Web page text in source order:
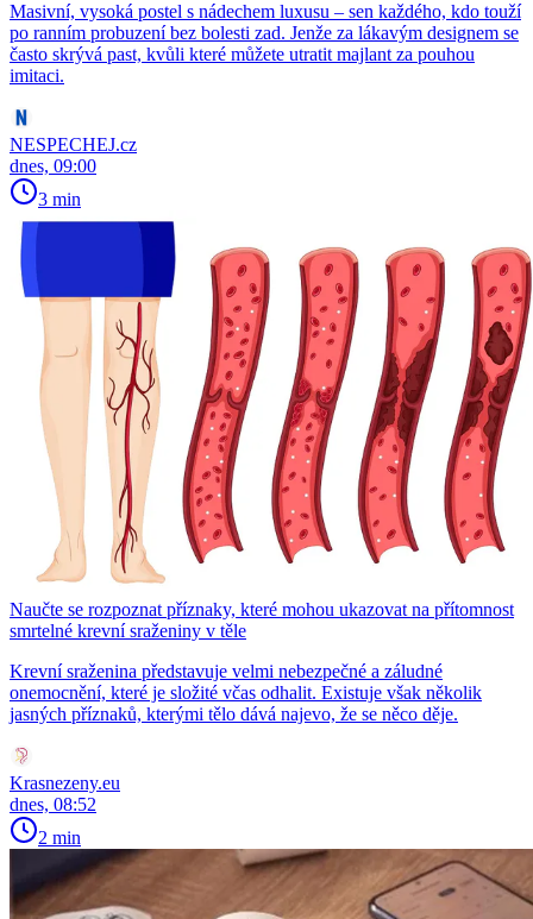
Masivní, vysoká postel s nádechem luxusu – sen každého, kdo touží
po ranním probuzení bez bolesti zad. Jenže za lákavým designem se
často skrývá past, kvůli které můžete utratit majlant za pouhou
imitaci.
NESPECHEJ.cz
dnes, 09:00
3 min
Naučte se rozpoznat příznaky, které mohou ukazovat na přítomnost
smrtelné krevní sraženiny v těle
Krevní sraženina představuje velmi nebezpečné a záludné
onemocnění, které je složité včas odhalit. Existuje však několik
jasných příznaků, kterými tělo dává najevo, že se něco děje.
Krasnezeny.eu
dnes, 08:52
2 min